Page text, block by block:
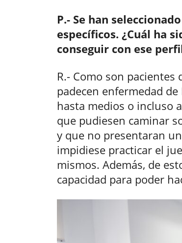
P.- Se han
específicos. ¿Cuál ha
conseguir con ese
R.- Como son
padecen enfermedad
hasta medios o incluso
que pudiesen caminar
y que no presentaran
impidiese practicar el
mismos. Además, de
capacidad para poder